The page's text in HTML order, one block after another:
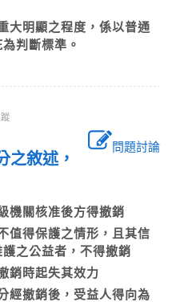
大明顯之程度，係以普通
判斷標準。
問題討論
之敘述，
機關核准後方得撤銷
值得保護之情形，且其信
護之公益者，不得撤銷
銷時起失其效力
經撤銷後，受益人得向為